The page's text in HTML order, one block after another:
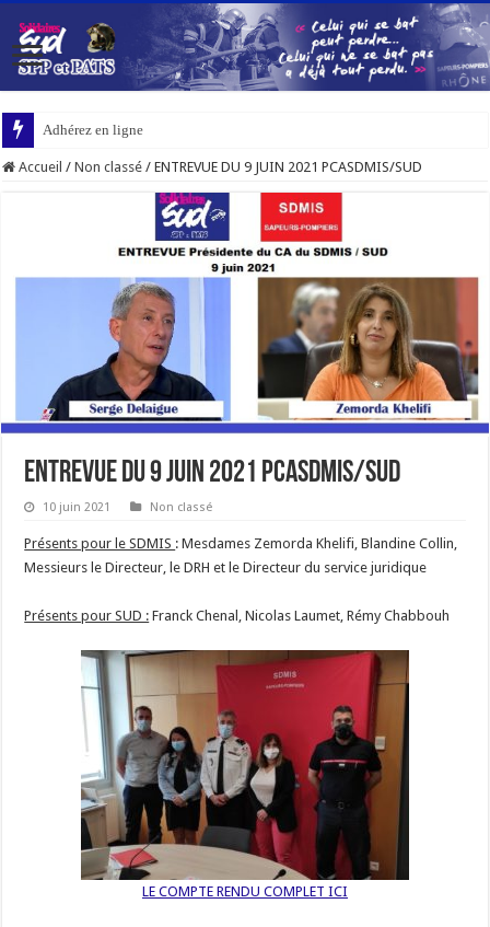
Adhérez en ligne
Accueil / Non classé / ENTREVUE DU 9 JUIN 2021 PCASDMIS/SUD
ENTREVUE DU 9 JUIN 2021 PCASDMIS/SUD
10 juin 2021 Non classé
Présents pour le SDMIS : Mesdames Zemorda Khelifi, Blandine Collin,
Messieurs le Directeur, le DRH et le Directeur du service juridique
Présents pour SUD : Franck Chenal, Nicolas Laumet, Rémy Chabbouh
LE COMPTE RENDU COMPLET ICI